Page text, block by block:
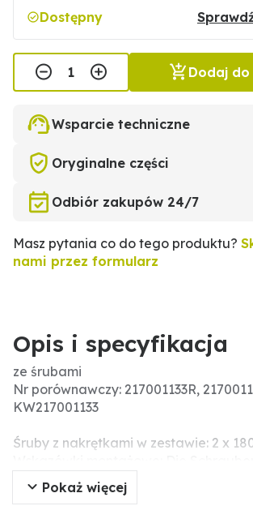
Dostępny
Dodaj
Wsparcie techniczne
Oryginalne części
Odbiór zakupów 24/7
Masz pytania co do tego produktu?
nami przez formularz
Opis i specyfikacja
ze śrubami
Nr porównawczy: 217001133R,
KW217001133
Śruby z nakrętkami w zestawie: 2 x
nicht mit einem Druckluftwerkzeug
dieses das Verschleißteil beschädigen
Pokaż więcej